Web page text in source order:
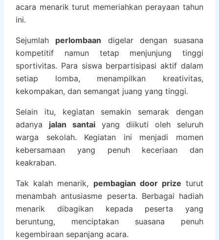
acara menarik turut memeriahkan perayaan tahun
ini.
Sejumlah perlombaan digelar dengan suasana
kompetitif namun tetap menjunjung tinggi
sportivitas. Para siswa berpartisipasi aktif dalam
setiap lomba, menampilkan kreativitas,
kekompakan, dan semangat juang yang tinggi.
Selain itu, kegiatan semakin semarak dengan
adanya jalan santai yang diikuti oleh seluruh
warga sekolah. Kegiatan ini menjadi momen
kebersamaan yang penuh keceriaan dan
keakraban.
Tak kalah menarik, pembagian door prize turut
menambah antusiasme peserta. Berbagai hadiah
menarik dibagikan kepada peserta yang
beruntung, menciptakan suasana penuh
kegembiraan sepanjang acara.